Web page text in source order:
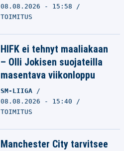
08.08.2026 - 15:58
TOIMITUS
HIFK ei tehnyt maaliakaan
– Olli Jokisen suojateilla
masentava viikonloppu
SM-LIIGA
08.08.2026 - 15:40
TOIMITUS
Manchester City tarvitsee